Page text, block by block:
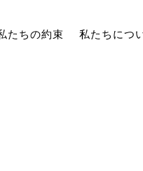
たちの約束 私たちにつ